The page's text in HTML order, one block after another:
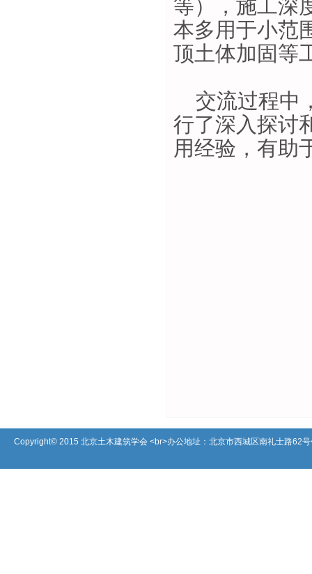
等），施工深
本多用于小范
顶土体加固等
交流过程中
行了深入探讨
用经验，有助
Copyright© 2015 北京土木建筑学会 <br>办公地址：北京市西城区南礼士路62